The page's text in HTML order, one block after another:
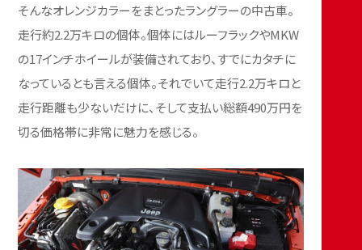
そんなオレンジカラーをまとったラングラーの中古車。
走行約2.2万キロの個体。個体にはルーフラックやMKW
の17インチホイールが装備されており、すでにカタチに
なっているとも言える個体。それでいて走行2.2万キロと
走行距離も少ないだけに、そして支払い総額490万円を
切る価格帯に非常に魅力を感じる。